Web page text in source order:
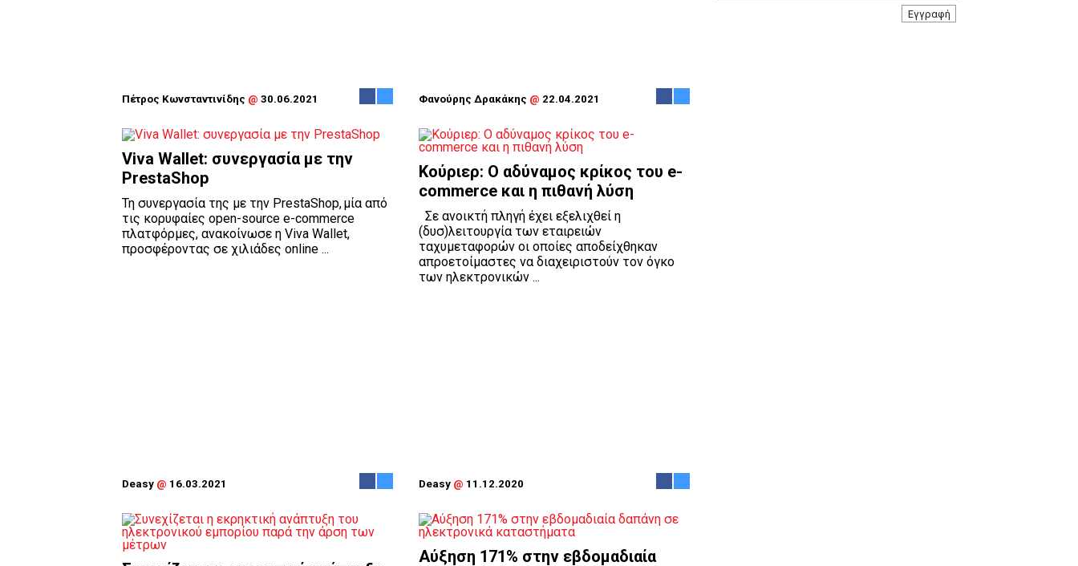
Πέτρος Κωνσταντινίδης @ 30.06.2021 Φανούρης Δρακάκης @ 22.04.2021
Viva Wallet: συνεργασία με την
PrestaShop
Τη συνεργασία της με την PrestaShop, μία από
τις κορυφαίες open-source e-commerce
πλατφόρμες, ανακοίνωσε η Viva Wallet,
προσφέροντας σε χιλιάδες online ...
Deasy @ 16.03.2021
Κούριερ: Ο αδύναμος κρίκος του e-
commerce και η πιθανή λύση
Σε ανοικτή πληγή έχει εξελιχθεί η
(δυσ)λειτουργία των εταιρειών
ταχυμεταφορών οι οποίες αποδείχθηκαν
απροετοίμαστες να διαχειριστούν τον όγκο
των ηλεκτρονικών ...
Deasy @ 11.12.2020
Αύξηση 171% στην εβδομαδιαία
Εγγραφή